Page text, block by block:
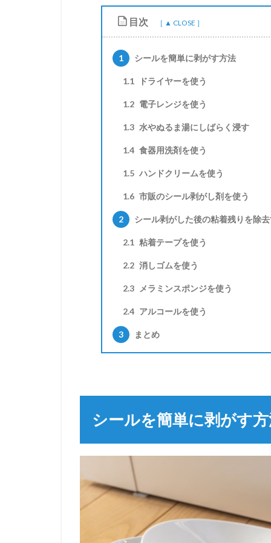
目次
1 シールを簡単に剥がす方法
1.1 ドライヤーを使う
1.2 電子レンジを使う
1.3 水やぬるま湯にしばらく浸す
1.4 食器用洗剤を使う
1.5 ハンドクリームを使う
1.6 市販のシール剥がし剤を使う
2 シール剥がした後の粘着残りを除
2.1 粘着テープを使う
2.2 消しゴムを使う
2.3 メラミンスポンジを使う
2.4 アルコールを使う
3 まとめ
シールを簡単に剥がす